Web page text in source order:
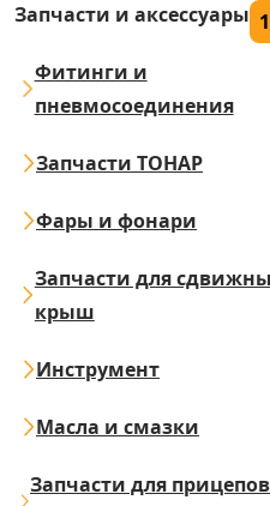
Запчасти и аксессуары
Фитинги и
пневмосоединения
Запчасти ТОНАР
Фары и фонари
Запчасти для
крыш
Инструмент
Масла и смазки
Запчасти для